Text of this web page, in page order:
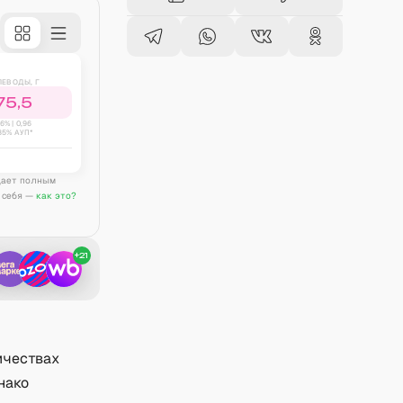
Г
% | 0,96
АУП*
полным
себя — как это?
+21